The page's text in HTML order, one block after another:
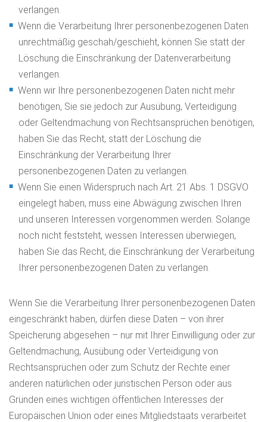
verlangen.
Wenn die Verarbeitung Ihrer personenbezogenen Daten
unrechtmäßig geschah/geschieht, können Sie statt der
Löschung die Einschränkung der Datenverarbeitung
verlangen.
Wenn wir Ihre personenbezogenen Daten nicht mehr
benötigen, Sie sie jedoch zur Ausübung, Verteidigung
oder Geltendmachung von Rechtsansprüchen benötigen,
haben Sie das Recht, statt der Löschung die
Einschränkung der Verarbeitung Ihrer
personenbezogenen Daten zu verlangen.
Wenn Sie einen Widerspruch nach Art. 21 Abs. 1 DSGVO
eingelegt haben, muss eine Abwägung zwischen Ihren
und unseren Interessen vorgenommen werden. Solange
noch nicht feststeht, wessen Interessen überwiegen,
haben Sie das Recht, die Einschränkung der Verarbeitung
Ihrer personenbezogenen Daten zu verlangen.
Wenn Sie die Verarbeitung Ihrer personenbezogenen Daten
eingeschränkt haben, dürfen diese Daten – von ihrer
Speicherung abgesehen – nur mit Ihrer Einwilligung oder zur
Geltendmachung, Ausübung oder Verteidigung von
Rechtsansprüchen oder zum Schutz der Rechte einer
anderen natürlichen oder juristischen Person oder aus
Gründen eines wichtigen öffentlichen Interesses der
Europäischen Union oder eines Mitgliedstaats verarbeitet